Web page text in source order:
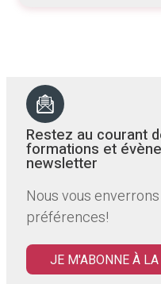
Restez au courant
formations et
newsletter
Nous vous
préférences!
JE M'ABONNE À